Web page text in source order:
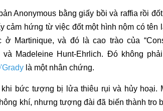
Anonymous bằng giấy bồi và raffia rồi
hứng từ việc đốt một hình nộm có tên
Martinique, và đó là cao trào của
Madeleine Hunt-Ehrlich. Đó không
là một nhân chứng.
bức tượng bị lửa thiêu rụi và hủy hoại.
khí, nhưng tượng đài đã biến thành tro